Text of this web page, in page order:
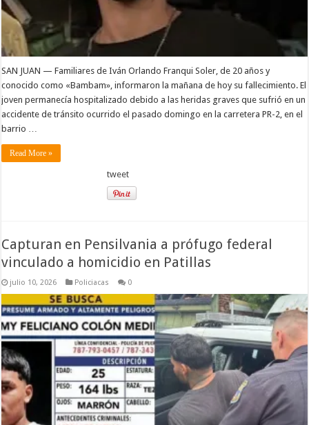
SAN JUAN — Familiares de Iván Orlando Franqui Soler, de 20 años y
conocido como «Bambam», informaron la mañana de hoy su fallecimiento. El
joven permanecía hospitalizado debido a las heridas graves que sufrió en un
accidente de tránsito ocurrido el pasado domingo en la carretera PR-2, en el
barrio …
Read More »
tweet
Capturan en Pensilvania a prófugo federal
vinculado a homicidio en Patillas
julio 10, 2026 Policiacas 0